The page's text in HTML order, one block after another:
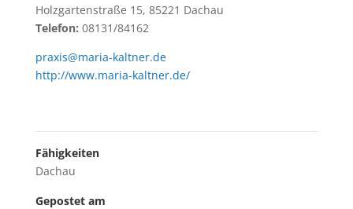
Holzgartenstraße 15, 85221 Dachau
Telefon: 08131/84162
praxis@maria-kaltner.de
http://www.maria-kaltner.de/
Fähigkeiten
Dachau
Gepostet am